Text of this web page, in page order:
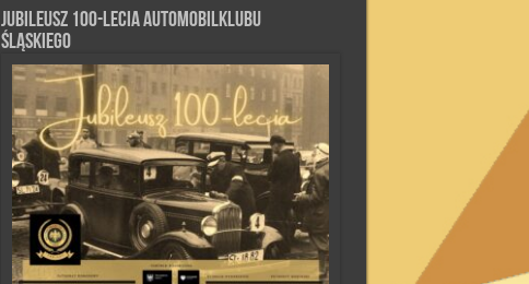
Jubileusz 100-lecia Automobilklubu
Śląskiego